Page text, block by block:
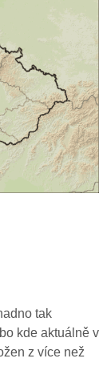
tak
kde aktuálně v
z více než